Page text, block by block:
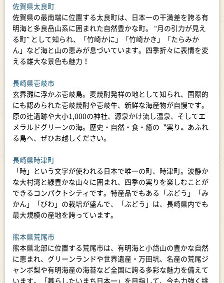
佐賀県太良町
佐賀県の最南端に位置する太良町は、日本一の干満差を誇る有
明海と多良岳山系に囲まれた自然豊かな町。 “月の引力が見え
る町” として知られ、「竹崎かに」「竹崎かき」「たらみか
ん」など海と山の恵みが息づいています。四季折々に表情を変
える雄大な景色も魅力！
長崎県壱岐市
玄界灘に浮かぶ壱岐島。麦焼酎発祥の地として知られ、国際的
にも認められた壱岐焼酎や壱岐牛、新鮮な海産物が自慢です。
原の辻遺跡や大小1,000の神社、源泉かけ流し温泉、そしてエ
メラルドグリーンの海。歴史・自然・食・癒の〝実り〟あふれ
る島へ、ぜひお越しください。
長崎県時津町
「時」という文字が使われる日本で唯一の町、時津町。波静か
な大村湾と緑豊かな山々に囲まれ、四季の実りを楽しむことが
できるコンパクトシティです。特産品でもある「ぶどう」「み
かん」「びわ」の栽培が盛んで、「ぶどう」は、長崎県内でも
最大規模の産地を誇っています。
熊本県荒尾市
熊本県北部に位置する荒尾市は、有明海と小岱山の豊かな自然
に恵まれ、グリーンランドや世界遺産・万田坑、名産の荒尾ジ
ャンボ梨や有明海産の海苔など全国に誇る多彩な魅力を備えて
います。「暮らしたいまち日本一」を目指して、今も力強く挑